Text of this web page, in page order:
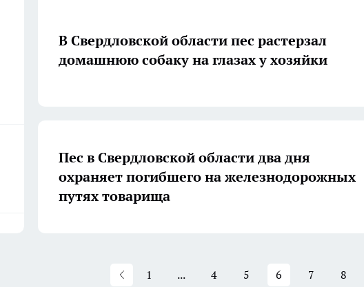
В Свердловской области пес растерзал
домашнюю собаку на глазах у хозяйки
Пес в Свердловской области два дня
охраняет погибшего на железнодорожных
путях товарища
1 ... 4 5 6 7 8